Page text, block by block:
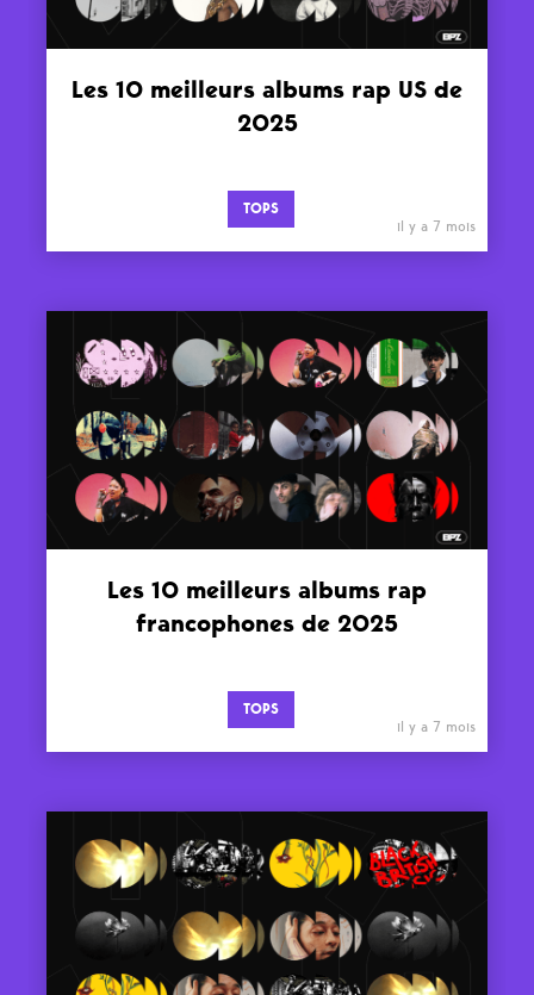
Les 10 meilleurs albums rap US de
2025
TOPS
il y a 7 mois
Les 10 meilleurs albums rap
francophones de 2025
TOPS
il y a 7 mois